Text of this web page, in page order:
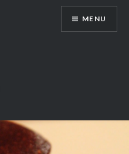
MENU